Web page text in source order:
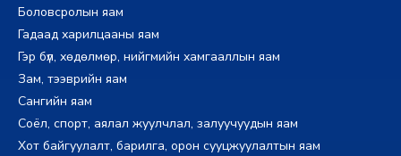
Боловсролын яам
Гадаад харилцааны яам
Гэр бүл, хөдөлмөр, нийгмийн хамгааллын яам
Зам, тээврийн яам
Сангийн яам
Соёл, спорт, аялал жуулчлал, залуучуудын яам
Хот байгуулалт, барилга, орон сууцжуулалтын яам